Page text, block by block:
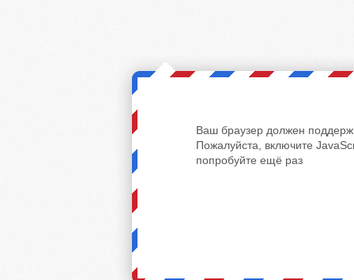
Ваш браузер должен
Пожалуйста, включите
попробуйте ещё раз